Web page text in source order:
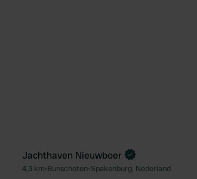
Favoriet Favoriet
Jachthaven Nieuwboer
4,3 km•Bunschoten-Spakenburg, Nederland